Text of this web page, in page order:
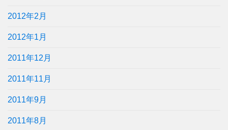
2012年2月
2012年1月
2011年12月
2011年11月
2011年9月
2011年8月